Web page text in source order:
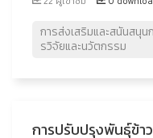
การส่งเสริมและสนันสนุน
รวิจัยและนวัตกรรม
การปรับปรุงพันธุ์ข้า